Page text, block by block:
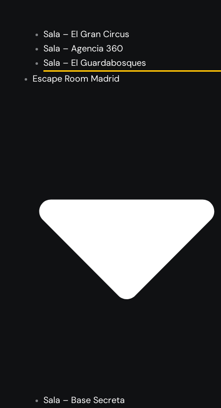
Sala – El Gran Circus
Sala – Agencia 360
Sala – El Guardabosques
Escape Room Madrid
Sala – Base Secreta